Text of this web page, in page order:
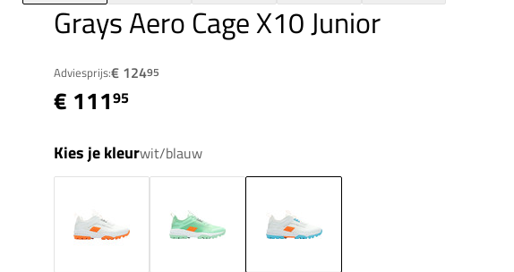
Grays Aero Cage X10 Junior
Adviesprijs:€ 12495
€ 11195
Kies je kleurwit/blauw